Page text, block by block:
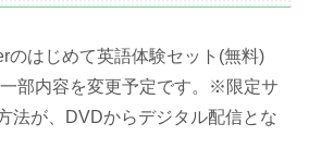
のはじめて英語体験セット(無料)
部内容を変更予定です。※限定サ
法が、DVDからデジタル配信とな